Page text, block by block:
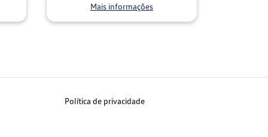
Mais informações
Política de privacidade